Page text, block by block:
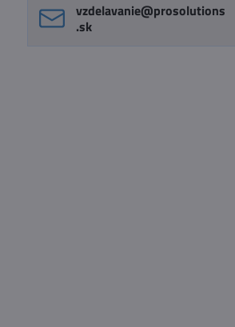
vzdelavanie​@prosolutions​
.sk